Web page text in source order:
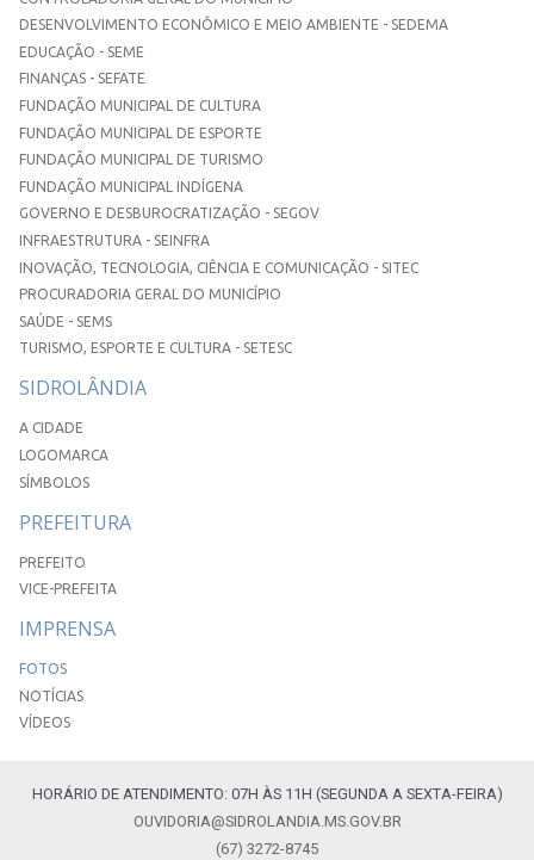
DESENVOLVIMENTO ECONÔMICO E MEIO AMBIENTE - SEDEMA
EDUCAÇÃO - SEME
FINANÇAS - SEFATE
FUNDAÇÃO MUNICIPAL DE CULTURA
FUNDAÇÃO MUNICIPAL DE ESPORTE
FUNDAÇÃO MUNICIPAL DE TURISMO
FUNDAÇÃO MUNICIPAL INDÍGENA
GOVERNO E DESBUROCRATIZAÇÃO - SEGOV
INFRAESTRUTURA - SEINFRA
INOVAÇÃO, TECNOLOGIA, CIÊNCIA E COMUNICAÇÃO - SITEC
PROCURADORIA GERAL DO MUNICÍPIO
SAÚDE - SEMS
TURISMO, ESPORTE E CULTURA - SETESC
SIDROLÂNDIA
A CIDADE
LOGOMARCA
SÍMBOLOS
PREFEITURA
PREFEITO
VICE-PREFEITA
IMPRENSA
FOTOS
NOTÍCIAS
VÍDEOS
HORÁRIO DE ATENDIMENTO: 07H ÀS 11H (SEGUNDA A SEXTA-FEIRA)
OUVIDORIA@SIDROLANDIA.MS.GOV.BR
(67) 3272-8745